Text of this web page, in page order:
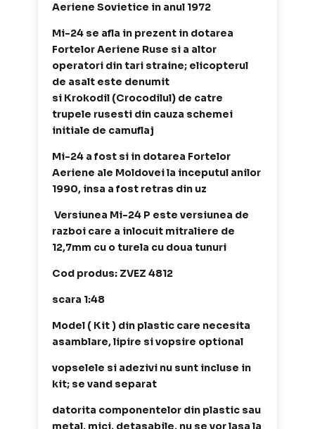
Aeriene Sovietice in anul 1972
Mi-24 se afla in prezent in dotarea
Fortelor Aeriene Ruse si a altor
operatori din tari straine; elicopterul
de asalt este denumit
si Krokodil (Crocodilul) de catre
trupele rusesti din cauza schemei
initiale de camuflaj
Mi-24 a fost si in dotarea Fortelor
Aeriene ale Moldovei la inceputul anilor
1990, insa a fost retras din uz
Versiunea Mi-24 P este versiunea de
razboi care a inlocuit mitraliere de
12,7mm cu o turela cu doua tunuri
Cod produs: ZVEZ 4812
scara 1:48
Model ( Kit ) din plastic care necesita
asamblare, lipire si vopsire optional
vopselele si adezivi nu sunt incluse in
kit; se vand separat
datorita componentelor din plastic sau
metal, mici, detasabile, nu se vor lasa la